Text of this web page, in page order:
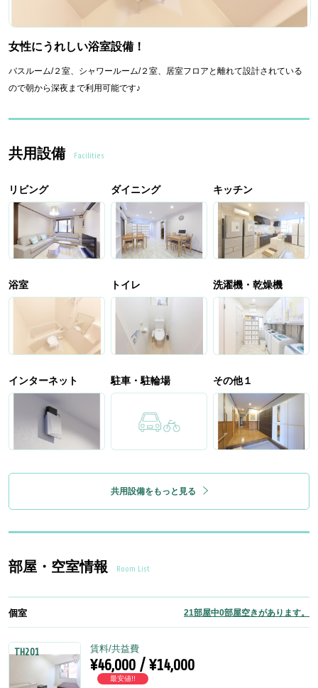
女性にうれしい浴室設備！
バスルーム/２室、シャワールーム/２室、居室フロアと離れて設計されている
ので朝から深夜まで利用可能です♪
共用設備 Facilities
リビング ダイニング キッチン
浴室 トイレ 洗濯機・乾燥機
インターネット 駐車・駐輪場 その他１
共用設備をもっと見る
部屋・空室情報 Room List
個室 21部屋中0部屋空きがあります。
TH201 賃料/共益費
¥46,000 / ¥14,000
最安値!!